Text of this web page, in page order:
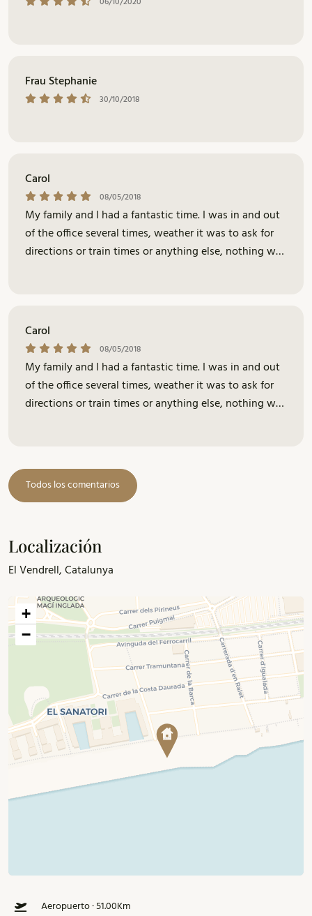
Frau Stephanie
30/10/2018
Carol
08/05/2018
My family and I had a fantastic time. I was in and out
of the office several times, weather it was to ask for
directions or train times or anything else, nothing was
would love to move to Calafell.
Carol
08/05/2018
My family and I had a fantastic time. I was in and out
of the office several times, weather it was to ask for
directions or train times or anything else, nothing was
would love to move to Calafel.
Todos los comentarios
Localización
El Vendrell, Catalunya
+
−
Aeropuerto · 51.00Km